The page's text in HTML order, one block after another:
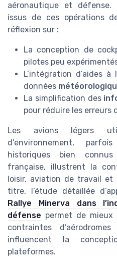
aéronautique et défense.
issus de ces opérations
réflexion sur :
La conception de
pilotes peu
L’intégration d’aides
données
La simplification des
pour réduire les erreurs
Les avions légers
d’environnement,
historiques bien
française, illustrent la
loisir, aviation de travail
titre, l’étude détaillée
Rallye Minerva dans
défense permet de mieux
contraintes
influencent la
plateformes.